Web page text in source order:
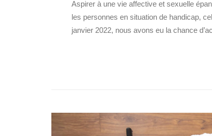
Aspirer à une vie affective et sexuelle
les personnes en situation de handicap,
janvier 2022, nous avons eu la chance